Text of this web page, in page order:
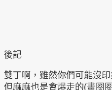
後記
雙丁啊，雖然你們可能沒
但麻麻也是會爆走的(畫圈